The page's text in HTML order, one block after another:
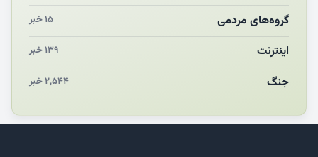
مرگ خاموش زیست‌محیطی در منطقه تربت‌جام
گروه‌های مردمی ۱۵ خبر
اینترنت ۱۳۹ خبر
جنگ ۲,۵۴۴ خبر